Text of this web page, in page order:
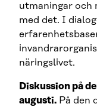
utmaningar och
med det. I
näringslivet.
Diskussion på
augusti. På den